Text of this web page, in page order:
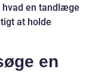
hvad en tandlæge
at holde
en